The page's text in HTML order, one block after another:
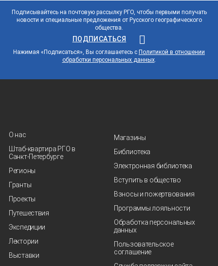
Подписывайтесь на почтовую рассылку РГО, чтобы первыми получать
новости и специальные предложения от Русского географического
общества.
ПОДПИСАТЬСЯ
Нажимая «Подписаться», Вы соглашаетесь с Политикой в отношении
обработки персональных данных.
О нас
Штаб-квартира РГО в
Санкт‑Петербурге
Регионы
Гранты
Проекты
Путешествия
Экспедиции
Лектории
Выставки
Магазины
Библиотека
Электронная библиотека
Вступить в общество
Взносы и пожертвования
Программы лояльности
Обработка персональных
данных
Пользовательское
соглашение